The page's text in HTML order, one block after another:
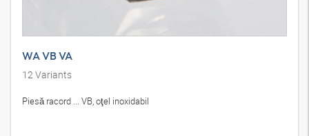
WA VB VA
12Variants
Piesă racord ... VB, oţel inoxidabil